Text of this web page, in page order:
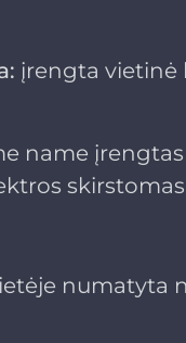
įrengta vietinė
name
numatyta